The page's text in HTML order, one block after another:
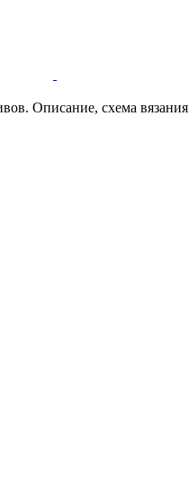
Описание, схема вязания